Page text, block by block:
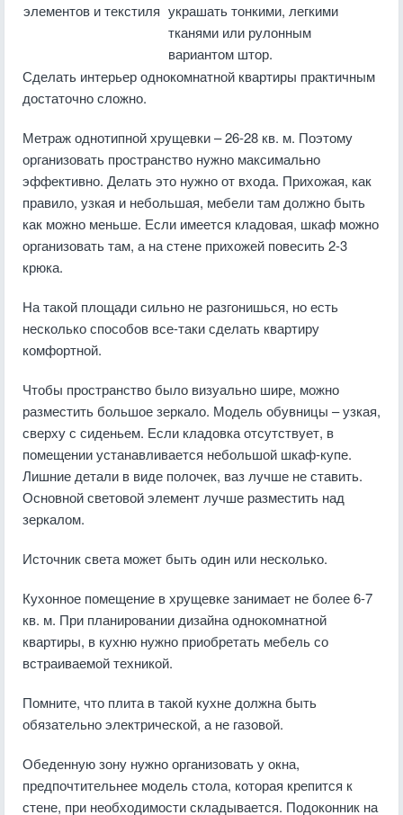
элементов и текстиля украшать тонкими, легкими
тканями или рулонным
вариантом штор.
Сделать интерьер однокомнатной квартиры практичным
достаточно сложно.
Метраж однотипной хрущевки – 26-28 кв. м. Поэтому
организовать пространство нужно максимально
эффективно. Делать это нужно от входа. Прихожая, как
правило, узкая и небольшая, мебели там должно быть
как можно меньше. Если имеется кладовая, шкаф можно
организовать там, а на стене прихожей повесить 2-3
крюка.
На такой площади сильно не разгонишься, но есть
несколько способов все-таки сделать квартиру
комфортной.
Чтобы пространство было визуально шире, можно
разместить большое зеркало. Модель обувницы – узкая,
сверху с сиденьем. Если кладовка отсутствует, в
помещении устанавливается небольшой шкаф-купе.
Лишние детали в виде полочек, ваз лучше не ставить.
Основной световой элемент лучше разместить над
зеркалом.
Источник света может быть один или несколько.
Кухонное помещение в хрущевке занимает не более 6-7
кв. м. При планировании дизайна однокомнатной
квартиры, в кухню нужно приобретать мебель со
встраиваемой техникой.
Помните, что плита в такой кухне должна быть
обязательно электрической, а не газовой.
Обеденную зону нужно организовать у окна,
предпочтительнее модель стола, которая крепится к
стене, при необходимости складывается. Подоконник на